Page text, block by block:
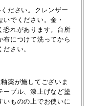
ださい。クレンザー
でください。金・
恐れがあります。台所
布につけて洗ってから
さい。
薬が施してございま
ーブル、漆上げなど塗
いものの上でお使いに